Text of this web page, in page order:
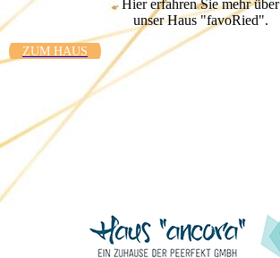
Hier erfahren Sie mehr über
unser Haus "favoRied".
ZUM HAUS